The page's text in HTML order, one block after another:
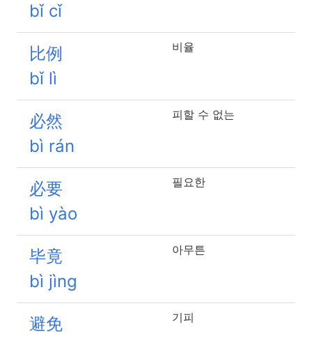
bǐ cǐ
比例
bǐ lì
비율
必然
bì rán
피할 수 없는
必要
bì yào
필요한
毕竟
bì jìng
아무튼
避免
기피